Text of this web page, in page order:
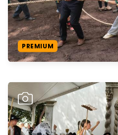
PREMIUM